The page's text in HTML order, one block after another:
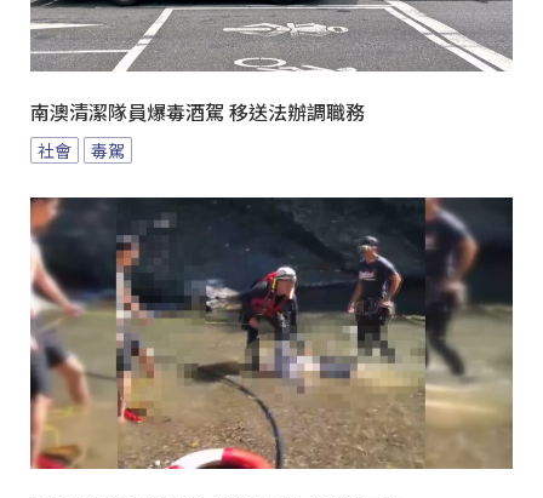
南澳清潔隊員爆毒酒駕 移送法辦調職務
社會 毒駕